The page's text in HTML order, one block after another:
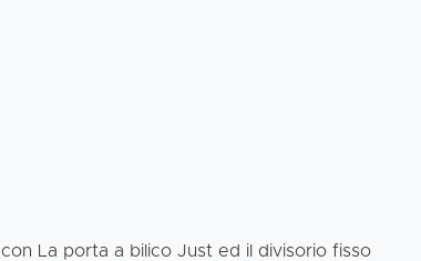
La porta a bilico Just ed il divisorio fisso